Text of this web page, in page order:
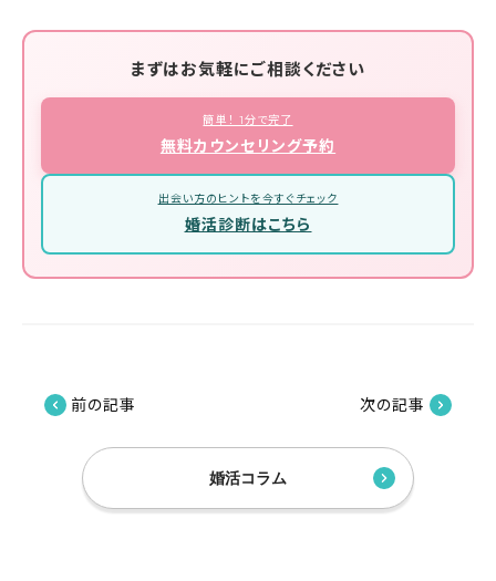
まずはお気軽にご相談ください
簡単！ 1分で完了
無料カウンセリング予約
出会い方のヒントを今すぐチェック
婚活診断はこちら
前の記事
婚活コラム
次の記事